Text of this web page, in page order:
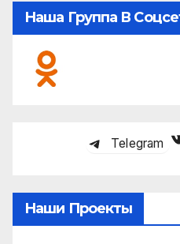
Наша Группа В
Telegram
Наши Проекты